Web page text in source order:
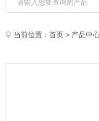
当前位置：首页 > 产品中